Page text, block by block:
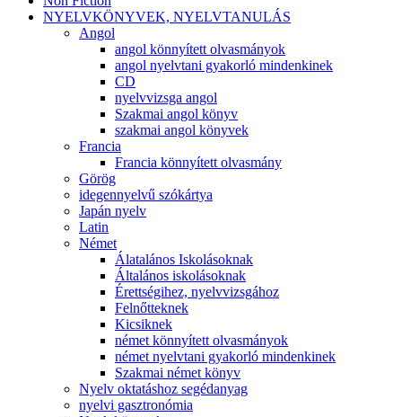
NYELVKÖNYVEK, NYELVTANULÁS
Angol
angol könnyített olvasmányok
angol nyelvtani gyakorló mindenkinek
CD
nyelvvizsga angol
Szakmai angol könyv
szakmai angol könyvek
Francia
Francia könnyített olvasmány
Görög
idegennyelvű szókártya
Japán nyelv
Latin
Német
Álatalános Iskolásoknak
Általános iskolásoknak
Érettségihez, nyelvvizsgához
Felnőtteknek
Kicsiknek
német könnyített olvasmányok
német nyelvtani gyakorló mindenkinek
Szakmai német könyv
Nyelv oktatáshoz segédanyag
nyelvi gasztronómia